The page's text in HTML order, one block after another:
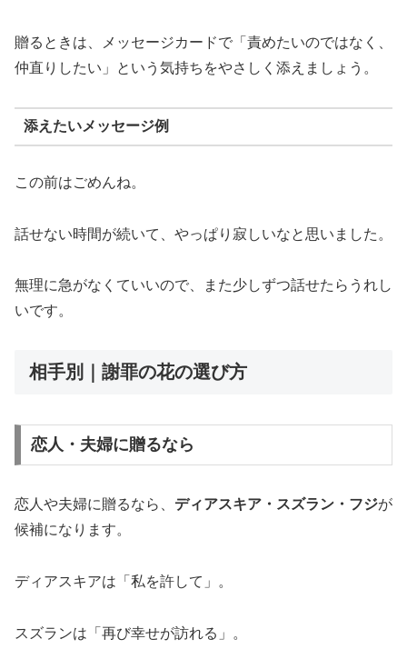
贈るときは、メッセージカードで「責めたいのではなく、
仲直りしたい」という気持ちをやさしく添えましょう。
添えたいメッセージ例
この前はごめんね。
話せない時間が続いて、やっぱり寂しいなと思いました。
無理に急がなくていいので、また少しずつ話せたらうれし
いです。
相手別｜謝罪の花の選び方
恋人・夫婦に贈るなら
恋人や夫婦に贈るなら、 ディアスキア・スズラン・フジが
候補になります。
ディアスキアは「私を許して」。
スズランは「再び幸せが訪れる」。